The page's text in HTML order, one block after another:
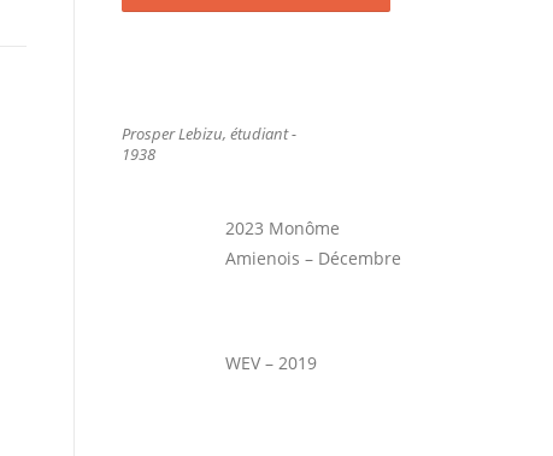
Prosper Lebizu, étudiant -
1938
2023 Monôme
Amienois – Décembre
WEV – 2019